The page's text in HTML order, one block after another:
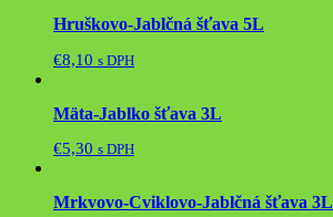
Hruškovo-Jablčná šťava 5L
€8,10 s DPH
Mäta-Jablko šťava 3L
€5,30 s DPH
Mrkvovo-Cviklovo-Jablčná šťava 3L